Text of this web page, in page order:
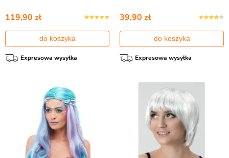
119,90 zł
do koszyka
Expresowa wysyłka
39,90 zł
do koszyka
Expresowa wysyłka